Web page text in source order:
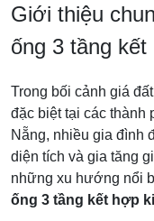
Giới thiệu
ống 3 tầng
Trong bối cảnh giá
đặc biệt tại các thành
Nẵng, nhiều gia đình
diện tích và gia tăng
những xu hướng nổi
ống 3 tầng kết hợp